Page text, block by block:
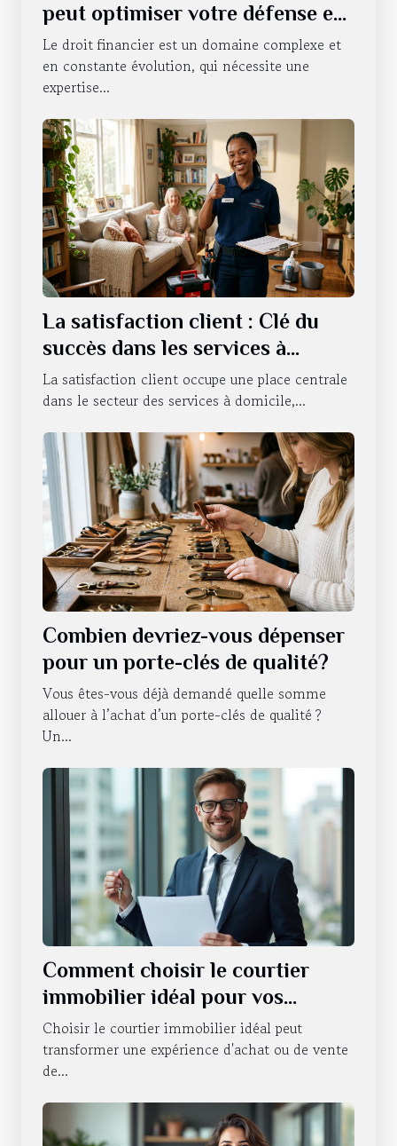
peut optimiser votre défense en
droit financier ?
Le droit financier est un domaine complexe et
en constante évolution, qui nécessite une
expertise...
La satisfaction client : Clé du
succès dans les services à
domicile
La satisfaction client occupe une place centrale
dans le secteur des services à domicile,...
Combien devriez-vous dépenser
pour un porte-clés de qualité?
Vous êtes-vous déjà demandé quelle somme
allouer à l’achat d’un porte-clés de qualité ?
Un...
Comment choisir le courtier
immobilier idéal pour vos
besoins ?
Choisir le courtier immobilier idéal peut
transformer une expérience d'achat ou de vente
de...